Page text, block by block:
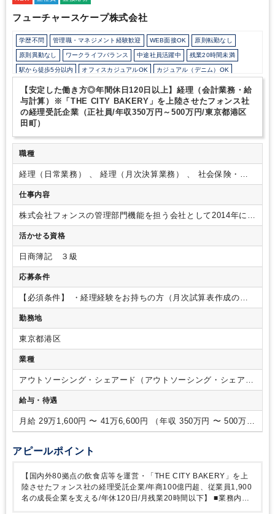
フューチャースケープ株式会社
学歴不問 管理職・マネジメント経験歓迎 WEB面接OK 原則転勤なし
原則異動なし ワークライフバランス 中途社員活躍中 残業20時間未満
駅から徒歩5分以内 オフィスカジュアルOK カジュアル（デニム）OK
少人数の職場（所属部門の人数3人以下） 土日祝休み 完全週休2日制
飲食に強み
【安定した働き方◎年間休日120日以上】経理（会計業務・給
与計算）※「THE CITY BAKERY」を上陸させたフォンス社
の経理受託企業（正社員/年収350万円～500万円/東京都港区
田町）
職種
経理（日常業務） 、 経理（月次決算業務） 、 社会保険・給
与
仕事内容
株式会社フォンスの管理部門機能を担う会社として2014年に誕
生した同社の経理担当としてご活躍いただける方を募集致しま
す。今回の募集ポジションでは、当企業の経理担当として日
を行っていただきます。
フォンスや関連会社の経理受託業務に携わって頂きます。既存
メンバーのサポートを受けながら、まずはご自身の強みを活か
して業務に取り組んで頂き、スキルとキャリアアップを図り、
ご活躍頂きたいと考えております。給与計算や年末調整につい
ては社内システムを中心に業務を進めるため、未経験の方も手
順を覚えてキャッチアップしていますので業務未経験の方もご
安心ください。
調整しながら以下の業務をお任せいたします。
集計や各種レポーティング） ・年次決算補助業務・固定資産
管理業務・給与計算、年末調整、給与支払報告書作成・社会
保険、労働保険の手続き など
て構成されております。現在は社長以下、役職などは設けて
おらずフラットなため組織体制のため風通しの良い社風です。
バランスを保てる職場です。完全週休二日制に加え残業も少な
募の際には是非ご相談ください。
・リモートデスクトップを
採用しているため、業務状況によりリモート勤務も適宜相談は
可能です。・バックオフィスの経理メンバーは全員女性の方
活かせる資格
日商簿記 ３級
応募条件
【必須条件】
・経理経験をお持ちの方（月次試算表作成のご
経験があると尚可） 【歓迎条件】・月次試算表の作成経験の
ある方
勤務地
東京都港区
業種
アウトソーシング・シェアード（アウトソーシング・シェアー
ドサービス）
給与・待遇
月給 29万1,600円 〜 41万6,600円 （年収 350万円 〜 500万
円）
アピールポイント
【国内外80拠点の飲食店等を運営・「THE CITY BAKERY」を上
陸させたフォンス社の経理受託企業/年商100億円超、従業員1,900
名の成長企業を支える/年休120日/月残業20時間以下】
■業務内